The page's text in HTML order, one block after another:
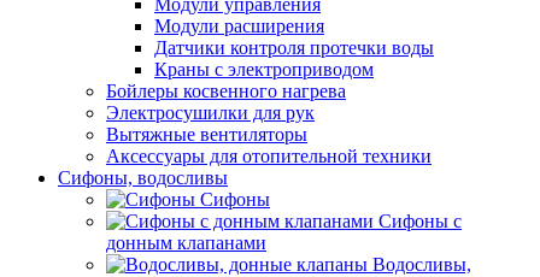
Модули управления
Модули расширения
Датчики контроля протечки воды
Краны с электроприводом
Бойлеры косвенного нагрева
Электросушилки для рук
Вытяжные вентиляторы
Аксессуары для отопительной техники
Сифоны, водосливы
Сифоны
Сифоны с
донным клапанами
Водосливы,